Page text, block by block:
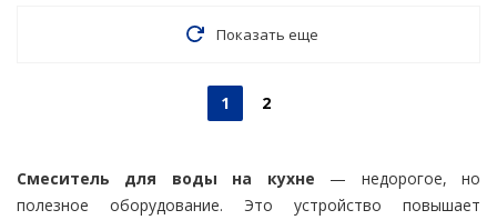
Показать еще
1 2
Смеситель для воды на кухне — недорогое, но
полезное оборудование. Это устройство повышает